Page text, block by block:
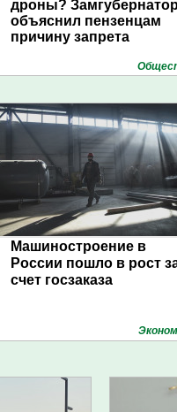
дроны?
объяснил пензенцам
причину запрета
Машиностроение в
России пошло в рост
счет госзаказа